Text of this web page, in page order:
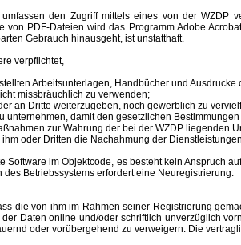
den Zugriff mittels eines von der WZDP
von PDF-Dateien wird das Programm Adobe
Gebrauch hinausgeht, ist unstatthaft.
verpflichtet,
Arbeitsunterlagen, Handbücher und
missbräuchlich zu verwenden;
an Dritte weiterzugeben, noch gewerblich zu
unternehmen, damit den gesetzlichen
zur Wahrung der bei der WZDP liegenden
oder Dritten die Nachahmung der
im Objektcode, es besteht kein Anspruch
Betriebssystems erfordert eine Neuregistrierung.
die von ihm im Rahmen seiner Registrierung
Daten online und/oder schriftlich unverzüglich
oder vorübergehend zu verweigern. Die